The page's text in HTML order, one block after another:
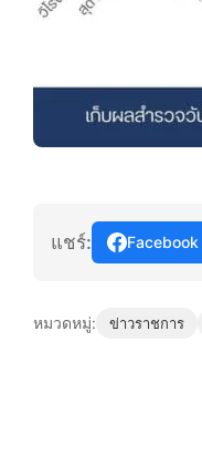
แชร์: Facebook
หมวดหมู่: ข่าวราชการ